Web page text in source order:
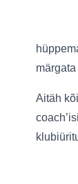
Aitäh